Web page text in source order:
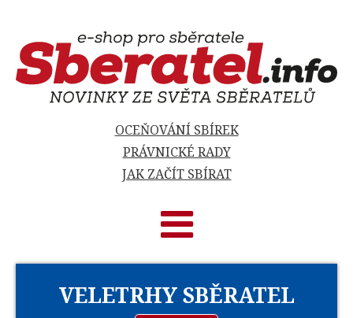
OCEŇOVÁNÍ SBÍREK
PRÁVNICKÉ RADY
JAK ZAČÍT SBÍRAT
VELETRHY SBĚRATEL